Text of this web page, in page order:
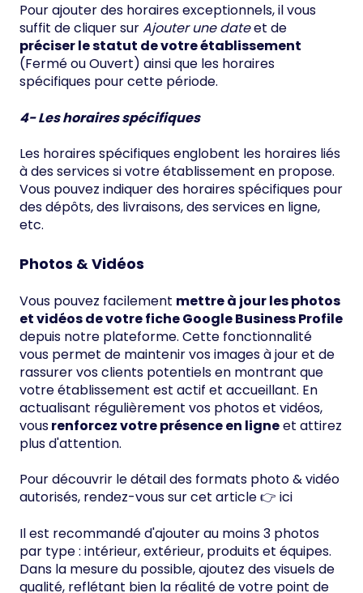
Pour ajouter des horaires exceptionnels, il vous
suffit de cliquer surAjouter une dateet de
préciser le statut de votre établissement
(Fermé ou Ouvert) ainsi que les horaires
spécifiques pour cette période.
4- Les horaires spécifiques
Les horaires spécifiques englobent les horaires liés
à des services si votre établissement en propose.
Vous pouvez indiquer des horaires spécifiques pour
des dépôts, des livraisons, des services en ligne,
etc.
Photos & Vidéos
Vous pouvez facilement mettre à jour les photos
et vidéos de votre fiche Google Business Profile
depuis notre plateforme. Cette fonctionnalité
vous permet de maintenir vos images à jour et de
rassurer vos clients potentiels en montrant que
votre établissement est actif et accueillant. En
actualisant régulièrement vos photos et vidéos,
vousrenforcez votre présence en ligneet attirez
plus d'attention.
Pour découvrir le détail des formats photo & vidéo
autorisés, rendez-vous sur cet article 👉 ici
Il est recommandé d'ajouter au moins 3 photos
par type : intérieur, extérieur, produits et équipes.
Dans la mesure du possible, ajoutez des visuels de
qualité, reflétant bien la réalité de votre point de